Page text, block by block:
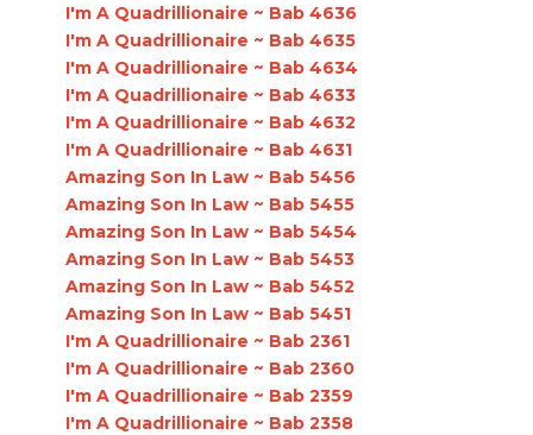
I'm A Quadrillionaire ~ Bab 4636
I'm A Quadrillionaire ~ Bab 4635
I'm A Quadrillionaire ~ Bab 4634
I'm A Quadrillionaire ~ Bab 4633
I'm A Quadrillionaire ~ Bab 4632
I'm A Quadrillionaire ~ Bab 4631
Amazing Son In Law ~ Bab 5456
Amazing Son In Law ~ Bab 5455
Amazing Son In Law ~ Bab 5454
Amazing Son In Law ~ Bab 5453
Amazing Son In Law ~ Bab 5452
Amazing Son In Law ~ Bab 5451
I'm A Quadrillionaire ~ Bab 2361
I'm A Quadrillionaire ~ Bab 2360
I'm A Quadrillionaire ~ Bab 2359
I'm A Quadrillionaire ~ Bab 2358